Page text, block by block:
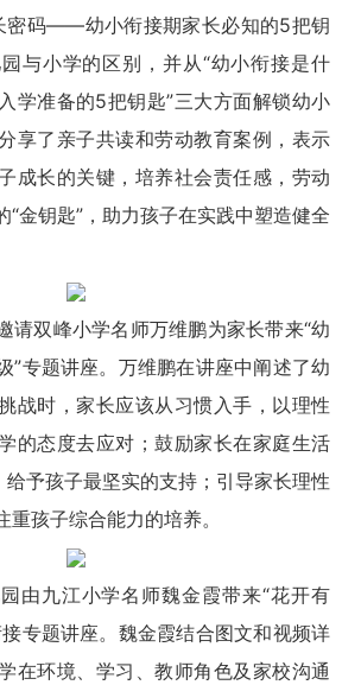
长密码——幼小衔接期家长必知的5把钥
与小学的区别，并从“幼小衔接是什
学准备的5把钥匙”三大方面解锁幼小
享了亲子共读和劳动教育案例，表示
成长的关键，培养社会责任感，劳动
“金钥匙”，助力孩子在实践中塑造健全
请双峰小学名师万维鹏为家长带来“幼
”专题讲座。万维鹏在讲座中阐述了幼
战时，家长应该从习惯入手，以理性
的态度去应对；鼓励家长在家庭生活
给予孩子最坚实的支持；引导家长理性
孩子综合能力的培养。
由九江小学名师魏金霞带来“花开有
专题讲座。魏金霞结合图文和视频详
在环境、学习、教师角色及家校沟通